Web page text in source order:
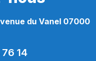
du Vanel 07000
14